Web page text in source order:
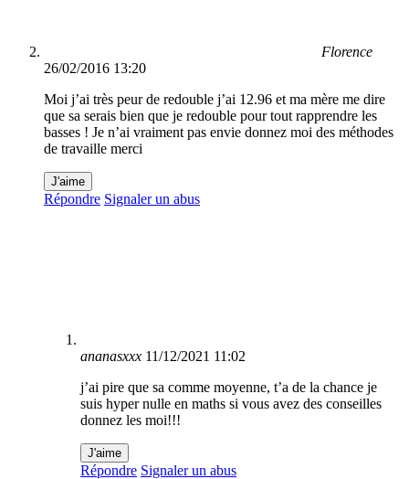
Florence
26/02/2016 13:20
Moi j’ai très peur de redouble j’ai 12.96 et ma mère me dire
que sa serais bien que je redouble pour tout rapprendre les
basses ! Je n’ai vraiment pas envie donnez moi des méthodes
de travaille merci
J'aime
Répondre Signaler un abus
ananasxxx 11/12/2021 11:02
j’ai pire que sa comme moyenne, t’a de la chance je
suis hyper nulle en maths si vous avez des conseilles
donnez les moi!!!
J'aime
Répondre Signaler un abus